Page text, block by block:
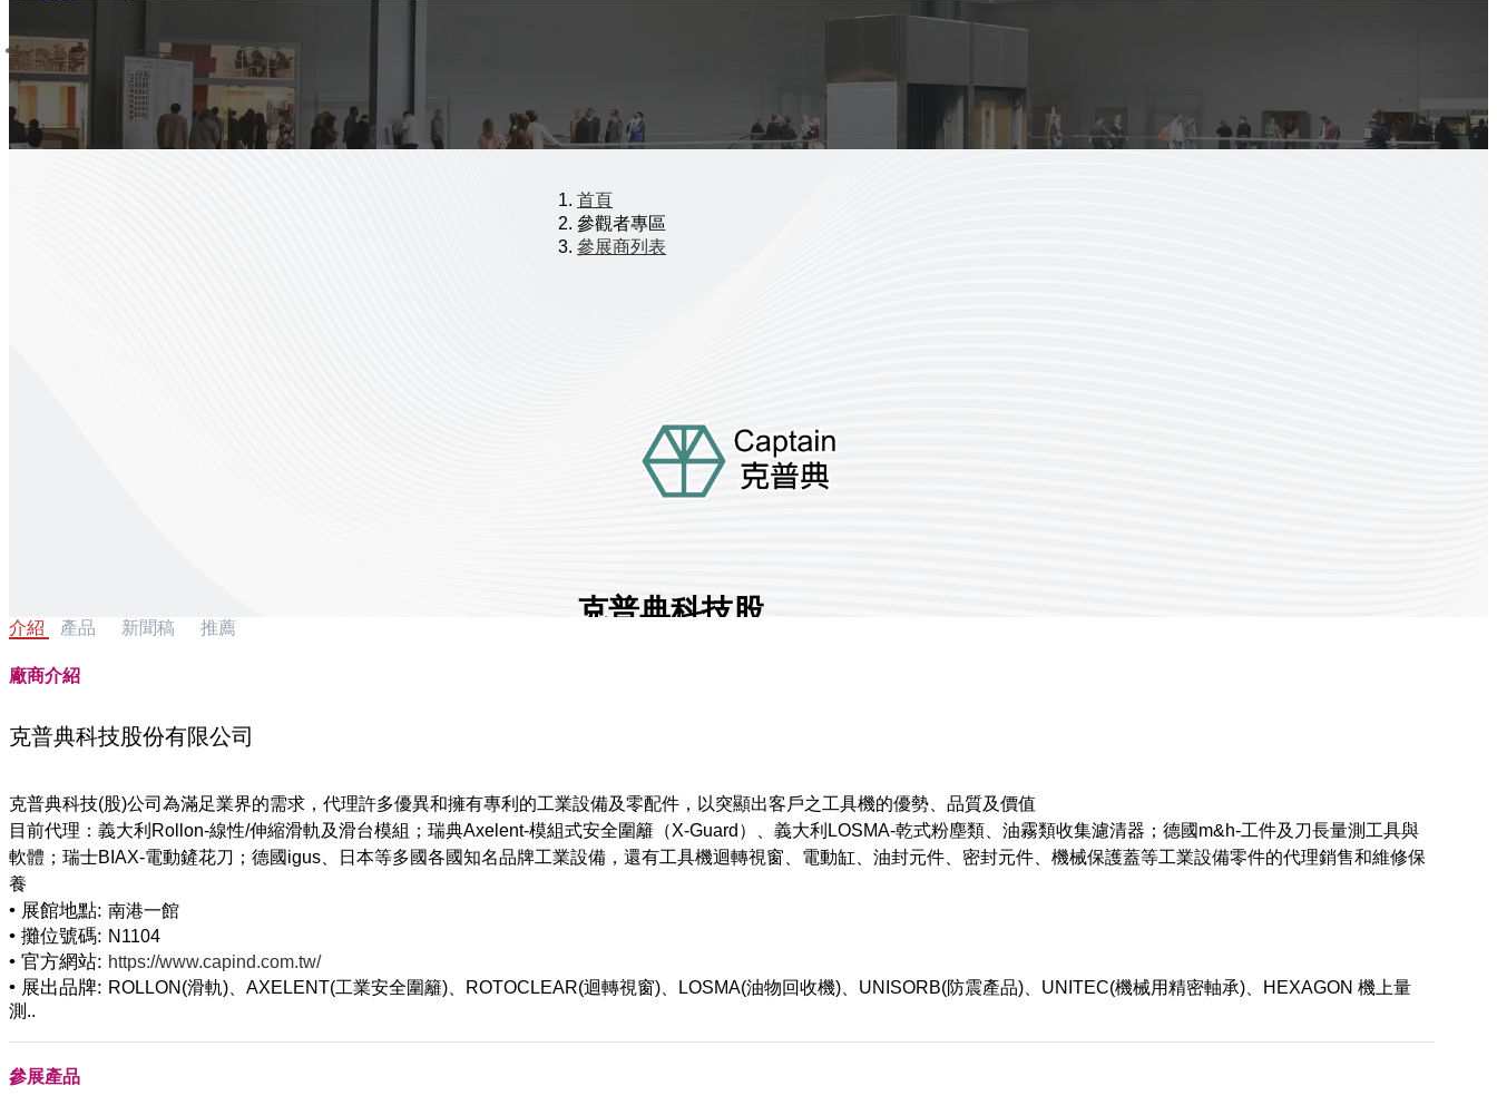
首頁
參觀者專區
參展商列表
克普典科技股
分享 :
介紹 產品 新聞稿 推薦
廠商介紹
克普典科技股份有限公司
克普典科技(股)公司為滿足業界的需求，代理許多優異和擁有專利的工業設備及零配件，以突顯出客戶之工具機的優勢、品質及價值
目前代理：義大利Rollon-線性/伸縮滑軌及滑台模組；瑞典Axelent-模組式安全圍籬（X-Guard）、義大利LOSMA-乾式粉塵類、油霧類收集濾清器；德國m&h-工件及刀長量測工具與
軟體；瑞士BIAX-電動鏟花刀；德國igus、日本等多國各國知名品牌工業設備，還有工具機迴轉視窗、電動缸、油封元件、密封元件、機械保護蓋等工業設備零件的代理銷售和維修保
• 展館地點: 南港一館
• 攤位號碼: N1104
• 官方網站: https://www.capind.com.tw/
• 展出品牌: ROLLON(滑軌)、AXELENT(工業安全圍籬)、ROTOCLEAR(迴轉視窗)、LOSMA(油物回收機)、UNISORB(防震產品)、UNITEC(機械用精密軸承)、HEXAGON 機上量
測..
參展產品